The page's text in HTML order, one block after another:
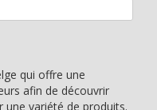
qui offre une
afin de découvrir
variété de produits.